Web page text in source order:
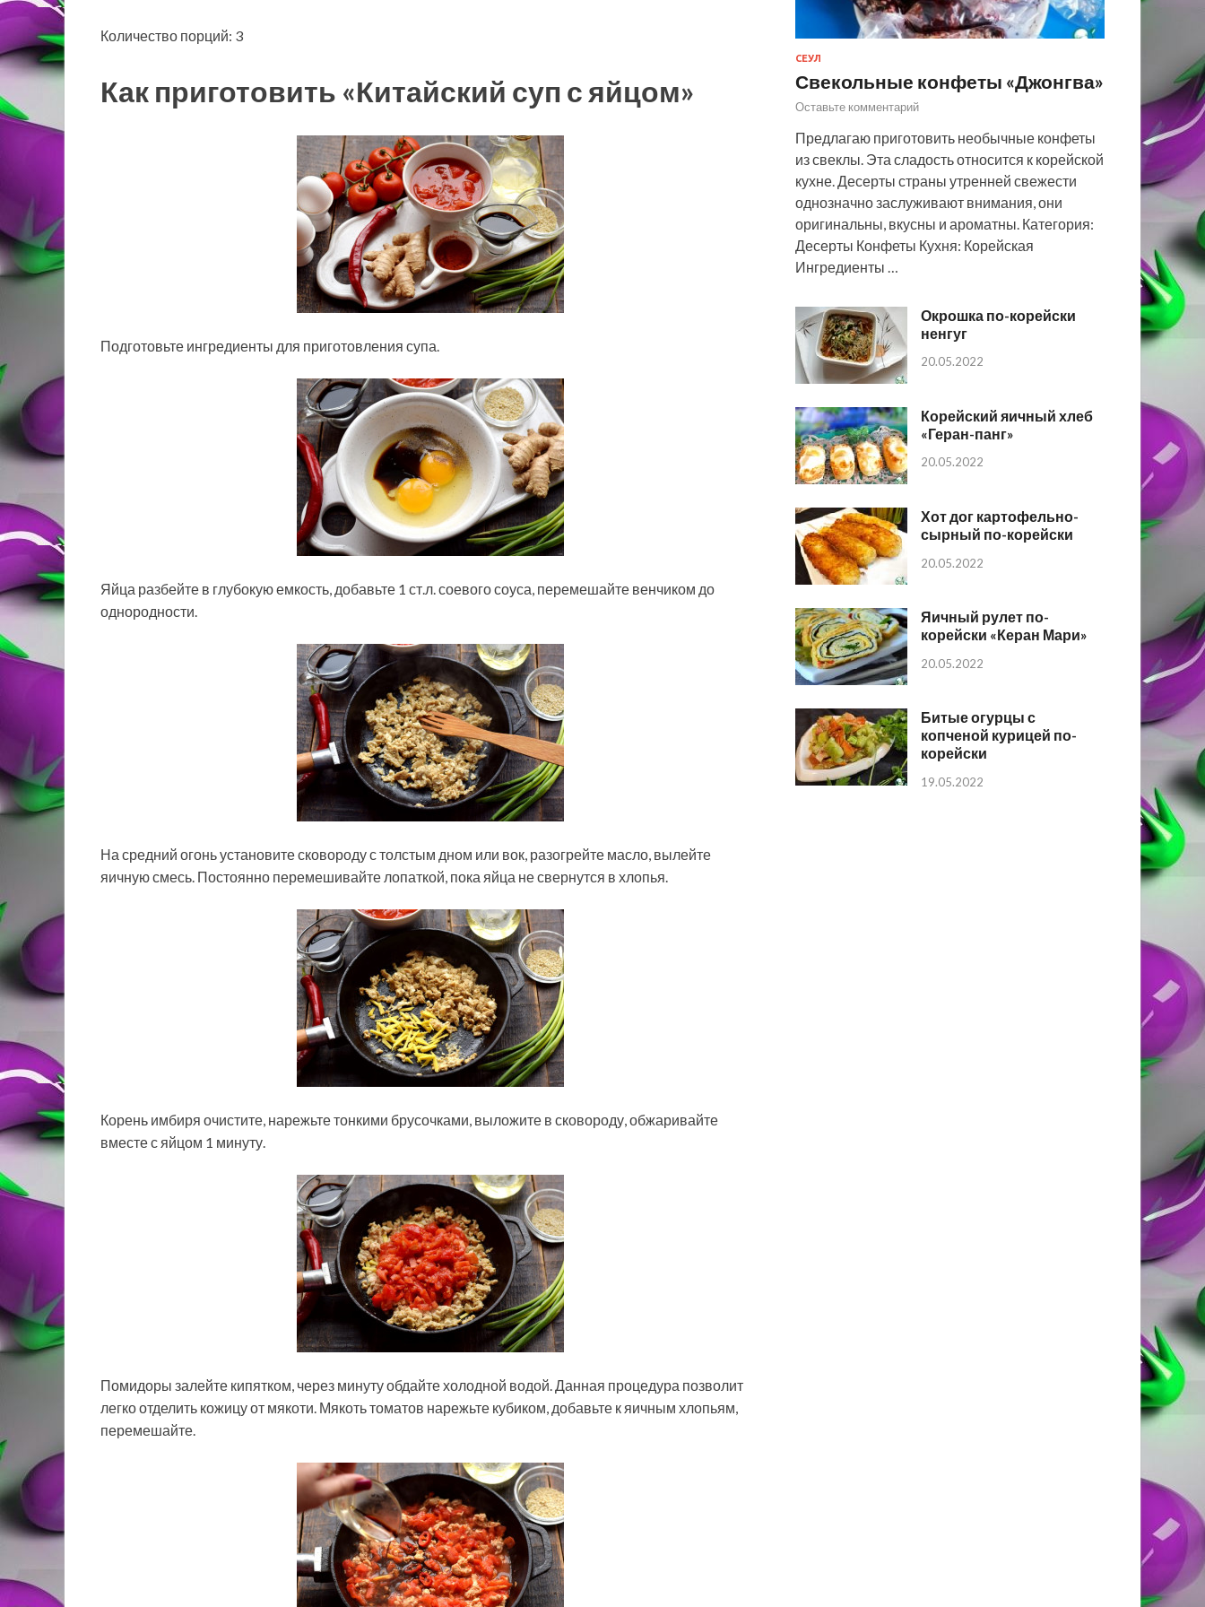
Количество порций: 3
Как приготовить «Китайский суп с яйцом»
Подготовьте ингредиенты для приготовления супа.
Яйца разбейте в глубокую емкость, добавьте 1 ст.л. соевого соуса, перемешайте венчиком до
однородности.
На средний огонь установите сковороду с толстым дном или вок, разогрейте масло, вылейте
яичную смесь. Постоянно перемешивайте лопаткой, пока яйца не свернутся в хлопья.
Корень имбиря очистите, нарежьте тонкими брусочками, выложите в сковороду, обжаривайте
вместе с яйцом 1 минуту.
Помидоры залейте кипятком, через минуту обдайте холодной водой. Данная процедура позволит
легко отделить кожицу от мякоти. Мякоть томатов нарежьте кубиком, добавьте к яичным хлопьям,
перемешайте.
СЕУЛ
Свекольные конфеты «Джонгва»
Оставьте комментарий
Предлагаю приготовить необычные конфеты
из свеклы. Эта сладость относится к корейской
кухне. Десерты страны утренней свежести
однозначно заслуживают внимания, они
оригинальны, вкусны и ароматны. Категория:
Десерты Конфеты Кухня: Корейская
Ингредиенты …
Окрошка по-корейски
ненгуг
20.05.2022
Корейский яичный хлеб
«Геран-панг»
20.05.2022
Хот дог картофельно-
сырный по-корейски
20.05.2022
Яичный рулет по-
корейски «Керан Мари»
20.05.2022
Битые огурцы с
копченой курицей по-
корейски
19.05.2022